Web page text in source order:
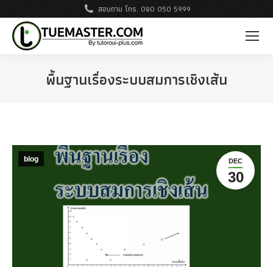
สอบถาม โทร. 080 050 5999
พื้นฐานเรื่องระบบสมการเชิงเส้น
DEC
30
blog